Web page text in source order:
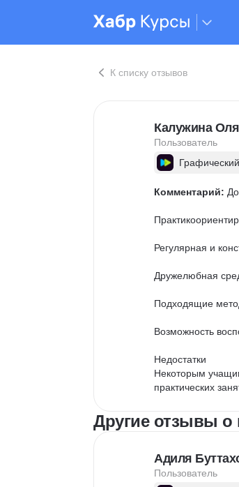
К списку отзывов
Калужина Оля
Пользователь
Комментарий:
Регулярная и
Дружелюбная
Подходящие
Возможность
Недостатки
Некоторым
практических
Другие отзывы о
Адиля
Пользователь